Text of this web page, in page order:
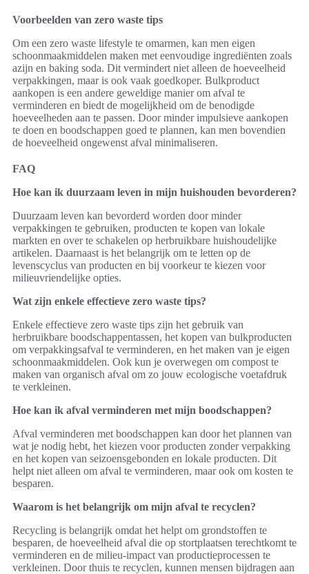
Voorbeelden van zero waste tips
Om een zero waste lifestyle te omarmen, kan men eigen
schoonmaakmiddelen maken met eenvoudige ingrediënten zoals
azijn en baking soda. Dit vermindert niet alleen de hoeveelheid
verpakkingen, maar is ook vaak goedkoper. Bulkproduct
aankopen is een andere geweldige manier om afval te
verminderen en biedt de mogelijkheid om de benodigde
hoeveelheden aan te passen. Door minder impulsieve aankopen
te doen en boodschappen goed te plannen, kan men bovendien
de hoeveelheid ongewenst afval minimaliseren.
FAQ
Hoe kan ik duurzaam leven in mijn huishouden bevorderen?
Duurzaam leven kan bevorderd worden door minder
verpakkingen te gebruiken, producten te kopen van lokale
markten en over te schakelen op herbruikbare huishoudelijke
artikelen. Daarnaast is het belangrijk om te letten op de
levenscyclus van producten en bij voorkeur te kiezen voor
milieuvriendelijke opties.
Wat zijn enkele effectieve zero waste tips?
Enkele effectieve zero waste tips zijn het gebruik van
herbruikbare boodschappentassen, het kopen van bulkproducten
om verpakkingsafval te verminderen, en het maken van je eigen
schoonmaakmiddelen. Ook kun je overwegen om compost te
maken van organisch afval om zo jouw ecologische voetafdruk
te verkleinen.
Hoe kan ik afval verminderen met mijn boodschappen?
Afval verminderen met boodschappen kan door het plannen van
wat je nodig hebt, het kiezen voor producten zonder verpakking
en het kopen van seizoensgebonden en lokale producten. Dit
helpt niet alleen om afval te verminderen, maar ook om kosten te
besparen.
Waarom is het belangrijk om mijn afval te recyclen?
Recycling is belangrijk omdat het helpt om grondstoffen te
besparen, de hoeveelheid afval die op stortplaatsen terechtkomt te
verminderen en de milieu-impact van productieprocessen te
verkleinen. Door thuis te recyclen, kunnen mensen bijdragen aan